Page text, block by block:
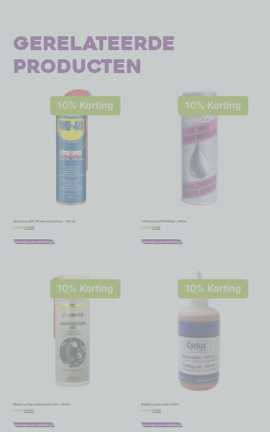
Gerelateerde
producten
10% Korting
Multispray WD-40 met smartstraw – 450 ml
€15,99 € 14,39
Toevoegen aan winkelwagen
10% Korting
Teflonspray PTFE Motip – 400ml
€ 6,00 € 5,40
Toevoegen aan winkelwagen
10% Korting
Motip Cycling Chaincleaner Gel – 400ml
€12,12 € 10,91
Toevoegen aan winkelwagen
10% Korting
Snijolie Cyclus tools 100ml
€ 10,65 € 9,59
Toevoegen aan winkelwagen